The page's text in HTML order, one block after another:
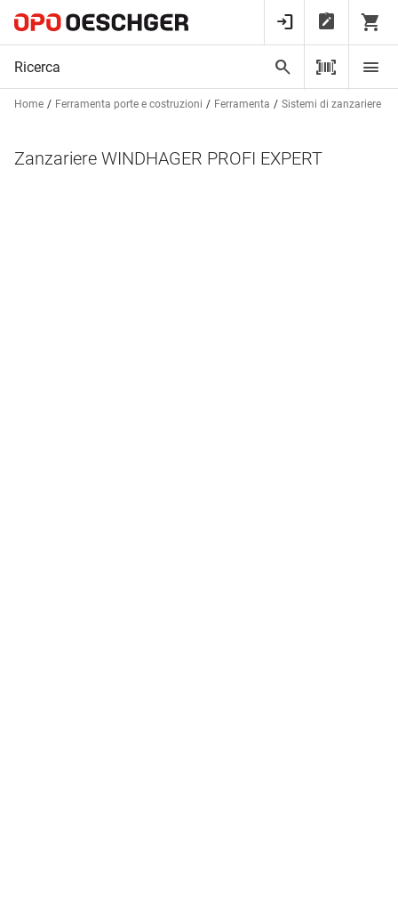
Home Ferramenta porte e costruzioni Ferramenta Sistemi di zanzariere e
Zanzariere WINDHAGER PROFI EXPERT